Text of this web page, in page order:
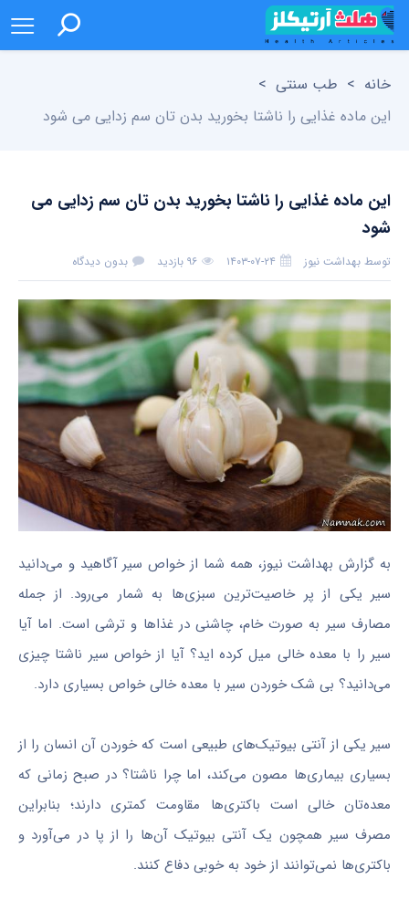
خانه > طب سنتی >
این ماده غذایی را ناشتا بخورید بدن تان سم زدایی می شود
این ماده غذایی را ناشتا بخورید بدن تان سم زدایی می
شود
توسط بهداشت نیوز ۱۴۰۳-۰۷-۲۴ ۹۶ بازدید بدون دیدگاه
به گزارش بهداشت نیوز، همه شما از خواص سیر آگاهید و می‌دانید
سیر یکی از پر خاصیت‌ترین سبزی‌ها به شمار می‌رود. از جمله
مصارف سیر به صورت خام، چاشنی در غذاها و ترشی است. اما آیا
سیر را با معده‌ خالی میل کرده اید؟ آیا از خواص سیر ناشتا چیزی
می‌دانید؟ بی شک خوردن سیر با معده خالی خواص بسیاری دارد.
سیر یکی از آنتی بیوتیک‌های طبیعی است که خوردن آن انسان را از
بسیاری بیماری‌ها مصون می‌کند، اما چرا ناشتا؟ در صبح زمانی که
معده‌تان خالی است باکتری‌ها مقاومت کمتری دارند؛ بنابراین
مصرف سیر همچون یک آنتی بیوتیک آن‌ها را از پا در می‌آورد و
باکتری‌ها نمی‌توانند از خود به خوبی دفاع کنند.